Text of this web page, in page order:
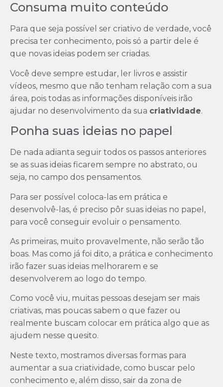
Consuma muito conteúdo
Para que seja possível ser criativo de verdade, você
precisa ter conhecimento, pois só a partir dele é
que novas ideias podem ser criadas.
Você deve sempre estudar, ler livros e assistir
vídeos, mesmo que não tenham relação com a sua
área, pois todas as informações disponíveis irão
ajudar no desenvolvimento da sua criatividade.
Ponha suas ideias no papel
De nada adianta seguir todos os passos anteriores
se as suas ideias ficarem sempre no abstrato, ou
seja, no campo dos pensamentos.
Para ser possível coloca-las em prática e
desenvolvê-las, é preciso pôr suas ideias no papel,
para você conseguir evoluir o pensamento.
As primeiras, muito provavelmente, não serão tão
boas. Mas como já foi dito, a prática e conhecimento
irão fazer suas ideias melhorarem e se
desenvolverem ao logo do tempo.
Como você viu, muitas pessoas desejam ser mais
criativas, mas poucas sabem o que fazer ou
realmente buscam colocar em prática algo que as
ajudem nesse quesito.
Neste texto, mostramos diversas formas para
aumentar a sua criatividade, como buscar pelo
conhecimento e, além disso, sair da zona de